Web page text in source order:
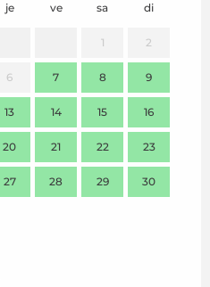
je ve sa di
1 2
6 7 8 9
13 14 15 16
20 21 22 23
27 28 29 30